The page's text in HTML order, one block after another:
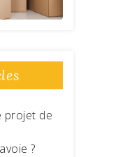
projet de
?